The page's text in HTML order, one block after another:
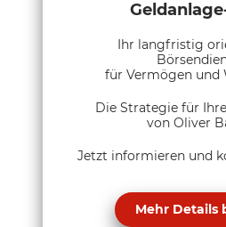
Ihr langfristig
für Vermögen und
Die Strategie für
von Oliver
Jetzt informieren und
Mehr Details